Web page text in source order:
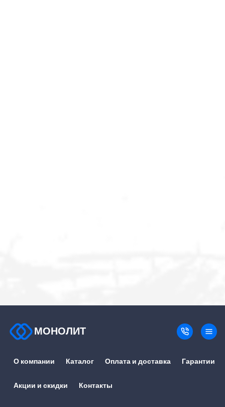
МОНОЛИТ
О компании Каталог Оплата и доставка Гарантии
Акции и скидки Контакты